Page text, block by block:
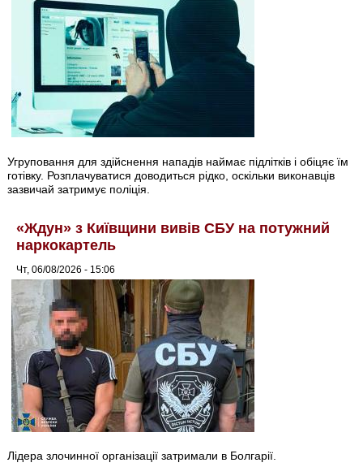
Угруповання для здійснення нападів наймає підлітків і обіцяє їм
готівку. Розплачуватися доводиться рідко, оскільки виконавців
зазвичай затримує поліція.
«Ждун» з Київщини вивів СБУ на потужний
наркокартель
Чт, 06/08/2026 - 15:06
Лідера злочинної організації затримали в Болгарії.